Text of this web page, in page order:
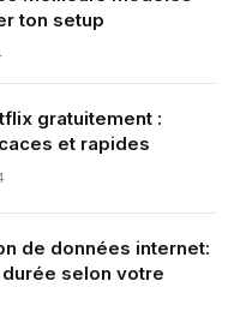
ton setup
gratuitement :
et rapides
de données internet:
selon votre